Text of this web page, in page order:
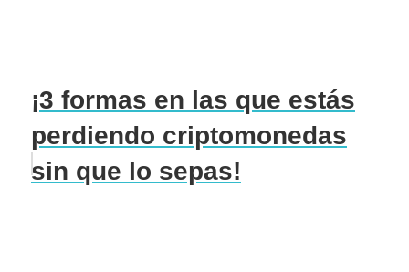
¡3 formas en las que estás
perdiendo criptomonedas
sin que lo sepas!